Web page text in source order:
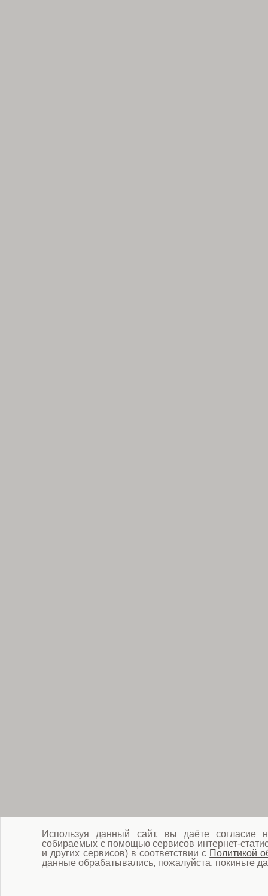
Используя данный сайт, вы даёте согласие
собираемых с помощью сервисов интернет-
и других сервисов) в соответствии с Политикой
данные обрабатывались, пожалуйста, покиньте